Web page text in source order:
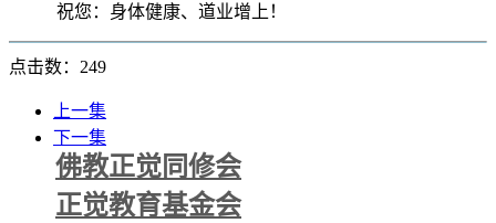
祝您：身体健康、道业增上！
点击数：249
上一集
下一集
佛教正觉同修会
正觉教育基金会